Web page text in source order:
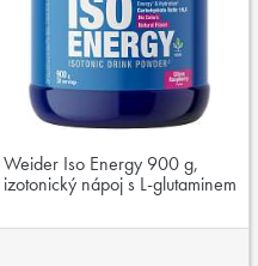
Weider Iso Energy 900 g,
izotonický nápoj s L-glutaminem